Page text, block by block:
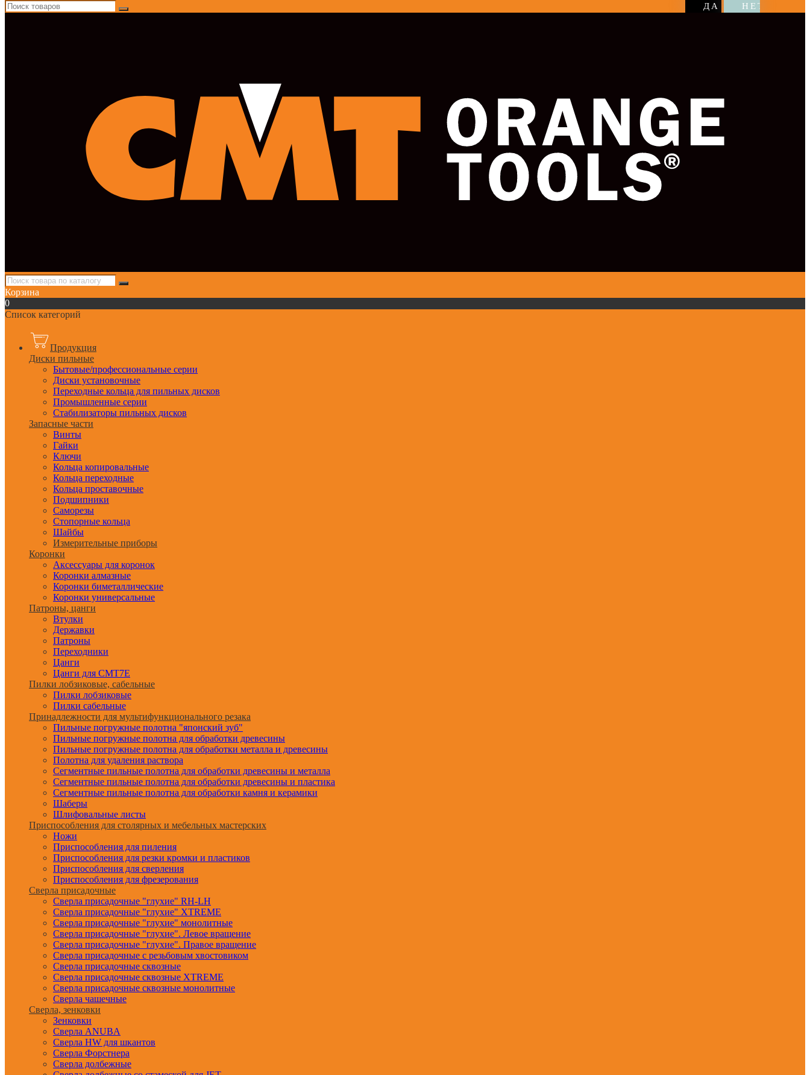
Корзина
0
Список категорий
Продукция
Диски пильные
Бытовые/профессиональные серии
Диски установочные
Переходные кольца для пильных дисков
Промышленные серии
Стабилизаторы пильных дисков
Запасные части
Винты
Гайки
Ключи
Кольца копировальные
Кольца переходные
Кольца проставочные
Подшипники
Саморезы
Стопорные кольца
Шайбы
Измерительные приборы
Коронки
Аксессуары для коронок
Коронки алмазные
Коронки биметаллические
Коронки универсальные
Патроны, цанги
Втулки
Державки
Патроны
Переходники
Цанги
Цанги для CMT7E
Пилки лобзиковые, сабельные
Пилки лобзиковые
Пилки сабельные
Принадлежности для мультифункционального резака
Пильные погружные полотна "японский зуб"
Пильные погружные полотна для обработки древесины
Пильные погружные полотна для обработки металла и древесины
Полотна для удаления раствора
Сегментные пильные полотна для обработки древесины и металла
Сегментные пильные полотна для обработки древесины и пластика
Сегментные пильные полотна для обработки камня и керамики
Шаберы
Шлифовальные листы
Приспособления для столярных и мебельных мастерских
Ножи
Приспособления для пиления
Приспособления для резки кромки и пластиков
Приспособления для сверления
Приспособления для фрезерования
Сверла присадочные
Сверла присадочные "глухие" RH-LH
Сверла присадочные "глухие" XTREME
Сверла присадочные "глухие" монолитные
Сверла присадочные "глухие". Левое вращение
Сверла присадочные "глухие". Правое вращение
Сверла присадочные с резьбовым хвостовиком
Сверла присадочные сквозные
Сверла присадочные сквозные XTREME
Сверла присадочные сквозные монолитные
Сверла чашечные
Сверла, зенковки
Зенковки
Сверла ANUBA
Сверла HW для шкантов
Сверла Форстнера
Сверла долбежные